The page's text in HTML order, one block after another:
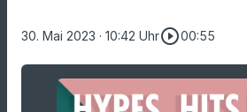
30. Mai 2023 · 10:42 Uhrplay_circle_outline00:55